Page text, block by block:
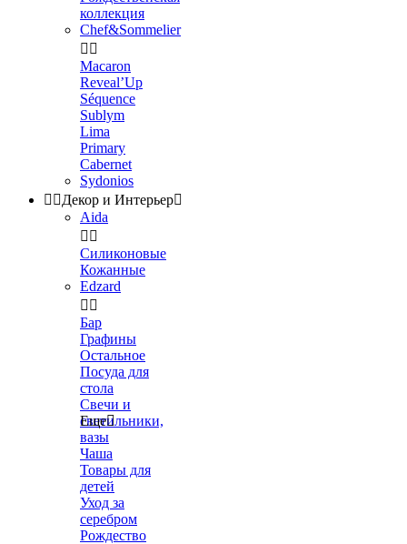
коллекция
Chef&Sommelier
 
Macaron
Reveal’Up
Séquence
Sublym
Lima
Primary
Cabernet
Sydonios
 Декор и Интерьер
Aida
 
Силиконовые
Кожанные
Edzard
 
Бар
Графины
Остальное
Посуда для
стола
Свечи и
светильники,
вазы
Чаша
Товары для
детей
Уход за
серебром
Рождество
Еще